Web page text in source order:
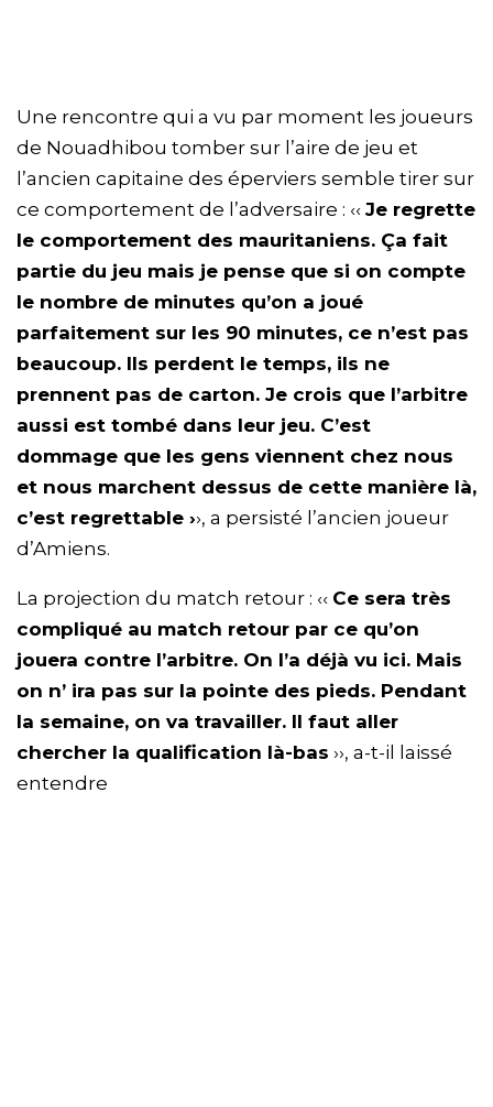
Une rencontre qui a vu par moment les joueurs
de Nouadhibou tomber sur l’aire de jeu et
l’ancien capitaine des éperviers semble tirer sur
ce comportement de l’adversaire : ‹‹ Je regrette
le comportement des mauritaniens. Ça fait
partie du jeu mais je pense que si on compte
le nombre de minutes qu’on a joué
parfaitement sur les 90 minutes, ce n’est pas
beaucoup. Ils perdent le temps, ils ne
prennent pas de carton. Je crois que l’arbitre
aussi est tombé dans leur jeu. C’est
dommage que les gens viennent chez nous
et nous marchent dessus de cette manière là,
c’est regrettable ››, a persisté l’ancien joueur
d’Amiens.
La projection du match retour : ‹‹ Ce sera très
compliqué au match retour par ce qu’on
jouera contre l’arbitre. On l’a déjà vu ici. Mais
on n’ ira pas sur la pointe des pieds. Pendant
la semaine, on va travailler. Il faut aller
chercher la qualification là-bas ››, a-t-il laissé
entendre